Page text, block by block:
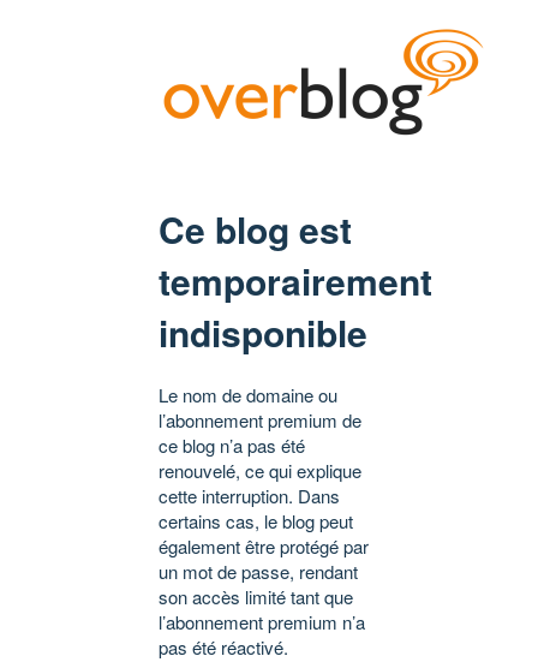
Ce blog est
temporairement
indisponible
Le nom de domaine ou
l’abonnement premium de
ce blog n’a pas été
renouvelé, ce qui explique
cette interruption. Dans
certains cas, le blog peut
également être protégé par
un mot de passe, rendant
son accès limité tant que
l’abonnement premium n’a
pas été réactivé.